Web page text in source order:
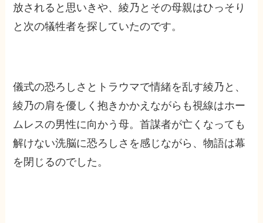
放されると思いきや、綾乃とその母親はひっそり
と次の犠牲者を探していたのです。
儀式の恐ろしさとトラウマで情緒を乱す綾乃と、
綾乃の肩を優しく抱きかかえながらも視線はホー
ムレスの男性に向かう母。首謀者が亡くなっても
解けない洗脳に恐ろしさを感じながら、物語は幕
を閉じるのでした。